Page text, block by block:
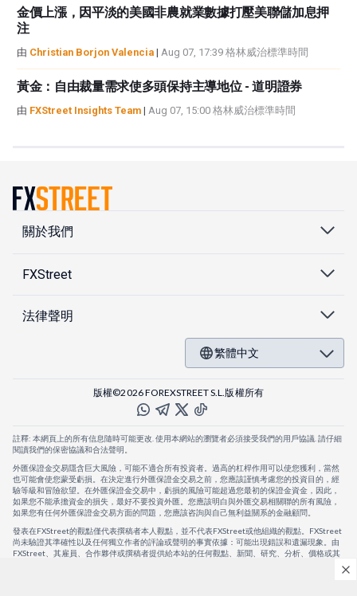
金價上漲，因平淡的美國非農就業數據打壓美聯儲加息押
注
由 Christian Borjon Valencia | Aug 07, 17:39 格林威治標準時間
黃金：自由裁量需求使多頭保持主導地位 - 道明證券
由 FXStreet Insights Team | Aug 07, 15:00 格林威治標準時間
關於我們
FXStreet
法律聲明
繁體中文
版權©2026 FOREXSTREET S.L.版權所有
註釋: 本網頁上的所有信息隨時可能更改. 使用本網站的瀏覽者必須接受我們的用戶協議. 請仔細
閱讀我們的保密協議和合法聲明。
外匯保證金交易隱含巨大風險，可能不適合所有投資者。過高的杠桿作用可以使您獲利，當然
也可能會使您蒙受虧損。在決定進行外匯保證金交易之前，您應該謹慎考慮您的投資目的，經
驗等級和冒險欲望。在外匯保證金交易中，虧損的風險可能超過您最初的保證金資金，因此，
如果您不能承擔資金的損失，最好不要投資外匯。您應該明白與外匯交易相關聯的所有風險，
如果您有任何外匯保證金交易方面的問題，您應該咨詢與自己無利益關系的金融顧問。
發表在FXStreet的觀點僅代表撰稿者本人觀點，並不代表FXStreet或他組織的觀點。FXStreet
尚未驗證其準確性以及任何獨立作者的評論或聲明的事實依據：可能出現錯誤和遺漏現象。由
FXStreet、其雇員、合作夥伴或撰稿者提供給本站的任何觀點、新聞、研究、分析、價格或其